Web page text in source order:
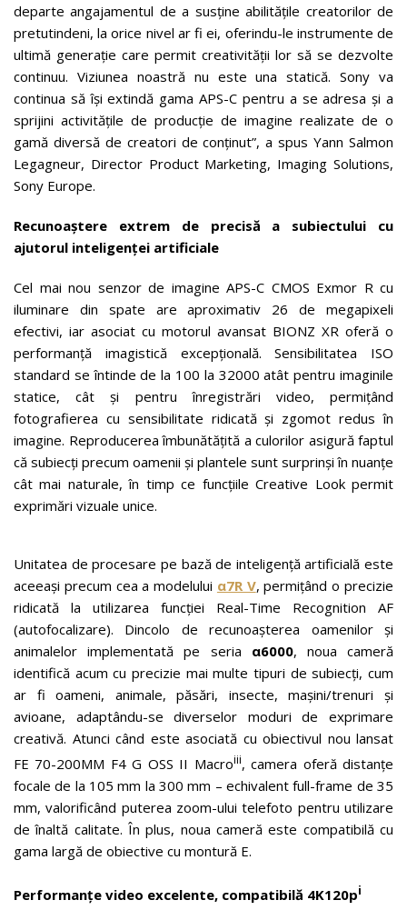
departe angajamentul de a susține abilitățile creatorilor de
pretutindeni, la orice nivel ar fi ei, oferindu-le instrumente de
ultimă generație care permit creativității lor să se dezvolte
continuu. Viziunea noastră nu este una statică. Sony va
continua să își extindă gama APS-C pentru a se adresa și a
sprijini activitățile de producție de imagine realizate de o
gamă diversă de creatori de conținut”, a spus Yann Salmon
Legagneur, Director Product Marketing, Imaging Solutions,
Sony Europe.
Recunoaștere extrem de precisă a subiectului cu
ajutorul inteligenței artificiale
Cel mai nou senzor de imagine APS-C CMOS Exmor R cu
iluminare din spate are aproximativ 26 de megapixeli
efectivi, iar asociat cu motorul avansat BIONZ XR oferă o
performanță imagistică excepțională. Sensibilitatea ISO
standard se întinde de la 100 la 32000 atât pentru imaginile
statice, cât și pentru înregistrări video, permițând
fotografierea cu sensibilitate ridicată și zgomot redus în
imagine. Reproducerea îmbunătățită a culorilor asigură faptul
că subiecți precum oamenii și plantele sunt surprinși în nuanțe
cât mai naturale, în timp ce funcțiile Creative Look permit
exprimări vizuale unice.
Unitatea de procesare pe bază de inteligență artificială este
aceeași precum cea a modelului α7R V, permițând o precizie
ridicată la utilizarea funcției Real-Time Recognition AF
(autofocalizare). Dincolo de recunoașterea oamenilor și
animalelor implementată pe seria α6000, noua cameră
identifică acum cu precizie mai multe tipuri de subiecți, cum
ar fi oameni, animale, păsări, insecte, mașini/trenuri și
avioane, adaptându-se diverselor moduri de exprimare
creativă. Atunci când este asociată cu obiectivul nou lansat
FE 70-200MM F4 G OSS II Macroiii, camera oferă distanțe
focale de la 105 mm la 300 mm – echivalent full-frame de 35
mm, valorificând puterea zoom-ului telefoto pentru utilizare
de înaltă calitate. În plus, noua cameră este compatibilă cu
gama largă de obiective cu montură E.
Performanțe video excelente, compatibilă 4K120pi